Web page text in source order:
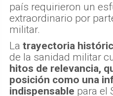
país requirieron un
extraordinario por
militar.
La trayectoria
de la sanidad militar
hitos de relevancia,
posición como una
indispensable para el